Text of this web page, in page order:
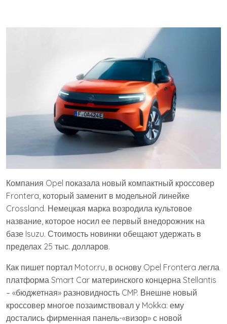
Компания Opel показала новый компактный кроссовер
Frontera, который заменит в модельной линейке
Crossland. Немецкая марка возродила культовое
название, которое носил ее первый внедорожник на
базе Isuzu. Стоимость новинки обещают удержать в
пределах 25 тыс. долларов.
Как пишет портал Motor.ru, в основу Opel Frontera легла
платформа Smart Car материнского концерна Stellantis
– «бюджетная» разновидность CMP. Внешне новый
кроссовер многое позаимствовал у Mokka: ему
достались фирменная панель-«визор» с новой